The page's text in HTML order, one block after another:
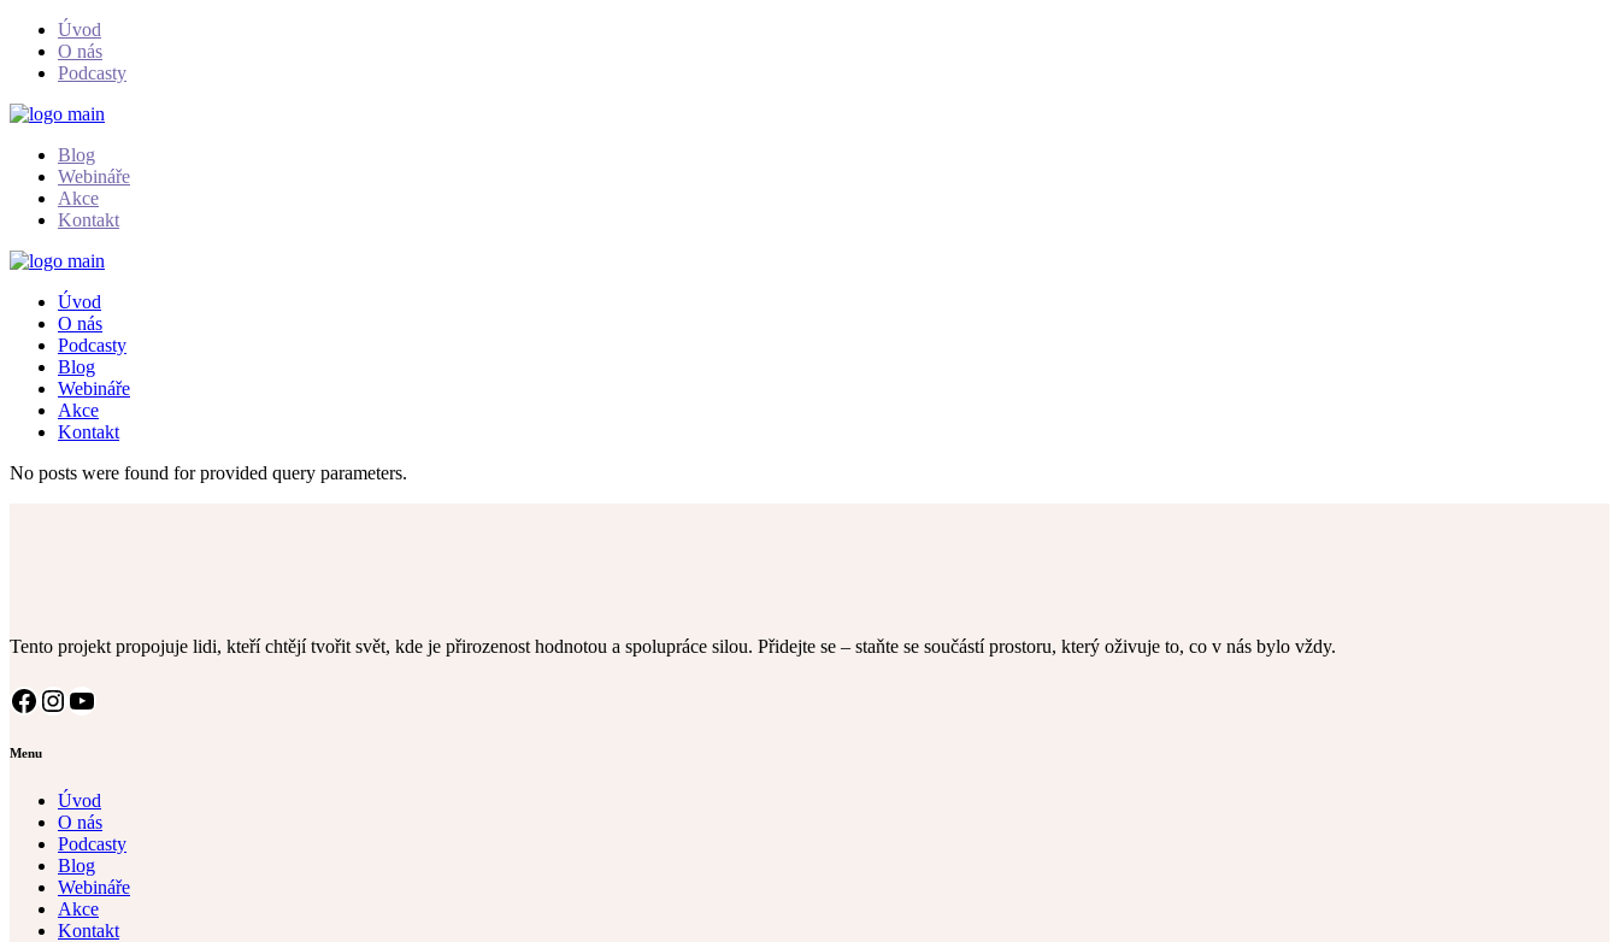
Skip
Úvod
O nás
Podcasty
Blog
Webináře
Akce
Kontakt
Úvod
O nás
Podcasty
Blog
Webináře
Akce
Kontakt
No posts were found for provided query parameters.
Tento projekt propojuje lidi, kteří chtějí tvořit svět, kde je přirozenost hodnotou a spolupráce silou. Přidejte se – staňte se součástí prostoru, který oživuje to, co v nás bylo vždy.
Facebook
Instagram
YouTube
Menu
Úvod
O nás
Podcasty
Blog
Webináře
Akce
Kontakt